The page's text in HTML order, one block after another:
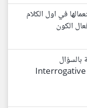
في اول الكلام
الكون
بالسؤال